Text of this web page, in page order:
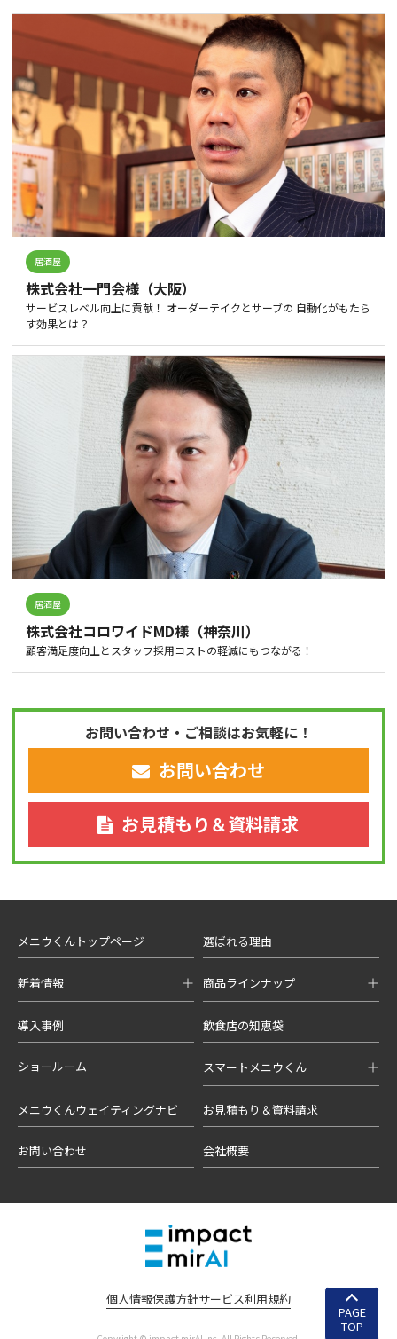
居酒屋
株式会社一門会様（大阪）
サービスレベル向上に貢献！ オーダーテイクとサーブの 自動化がもたら
す効果とは？
居酒屋
株式会社コロワイドMD様（神奈川）
顧客満足度向上とスタッフ採用コストの軽減にもつながる！
お問い合わせ・ご相談はお気軽に！
お問い合わせ
お見積もり＆資料請求
PAGE
TOP
メニウくんトップページ 選ばれる理由
新着情報 商品ラインナップ
導入事例 飲食店の知恵袋
ショールーム スマートメニウくん
メニウくんウェイティングナビ お見積もり＆資料請求
お問い合わせ 会社概要
個人情報保護方針サービス利用規約